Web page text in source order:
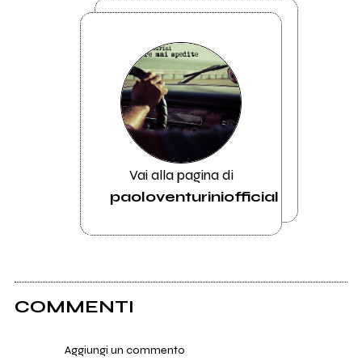
Vai alla pagina di
paoloventuriniofficial
COMMENTI
Aggiungi un commento